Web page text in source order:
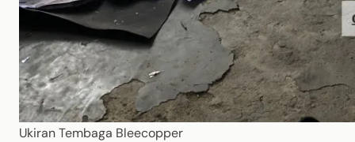
Ukiran Tembaga Bleecopper